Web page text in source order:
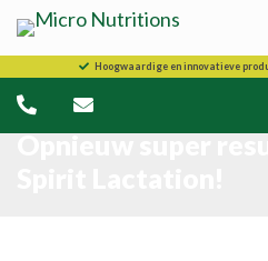
Hoogwaardige en innovatieve
Opnieuw super